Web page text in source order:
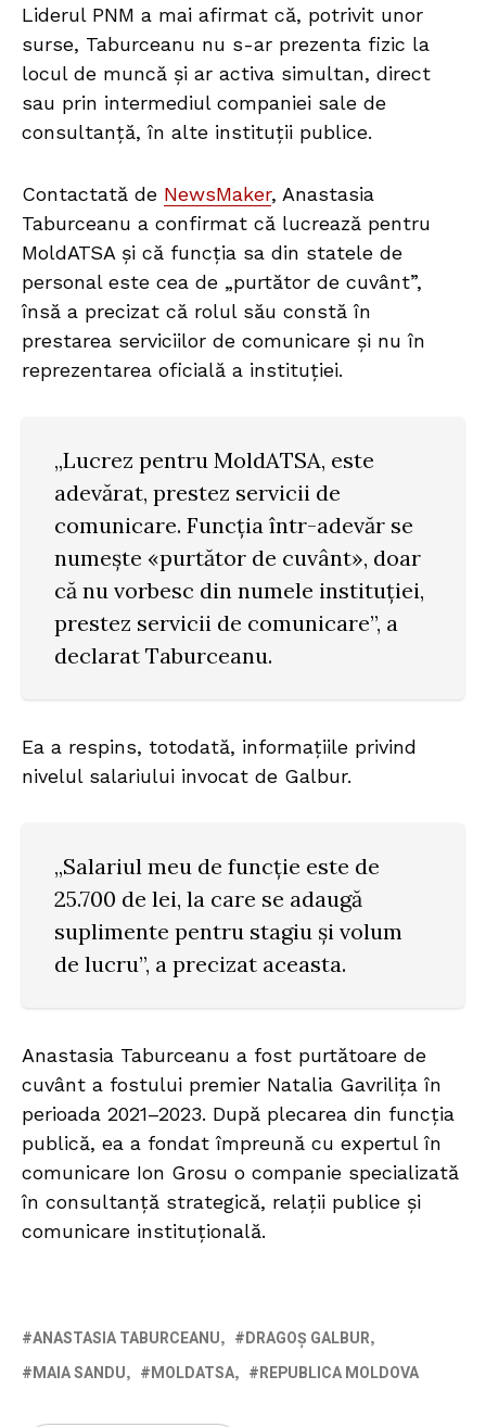
Liderul PNM a mai afirmat că, potrivit unor
surse, Taburceanu nu s-ar prezenta fizic la
locul de muncă și ar activa simultan, direct
sau prin intermediul companiei sale de
consultanță, în alte instituții publice.
Contactată de NewsMaker, Anastasia
Taburceanu a confirmat că lucrează pentru
MoldATSA și că funcția sa din statele de
personal este cea de „purtător de cuvânt”,
însă a precizat că rolul său constă în
prestarea serviciilor de comunicare și nu în
reprezentarea oficială a instituției.
„Lucrez pentru MoldATSA, este
adevărat, prestez servicii de
comunicare. Funcția într-adevăr se
numește «purtător de cuvânt», doar
că nu vorbesc din numele instituției,
prestez servicii de comunicare”, a
declarat Taburceanu.
Ea a respins, totodată, informațiile privind
nivelul salariului invocat de Galbur.
„Salariul meu de funcție este de
25.700 de lei, la care se adaugă
suplimente pentru stagiu și volum
de lucru”, a precizat aceasta.
Anastasia Taburceanu a fost purtătoare de
cuvânt a fostului premier Natalia Gavrilița în
perioada 2021–2023. După plecarea din funcția
publică, ea a fondat împreună cu expertul în
comunicare Ion Grosu o companie specializată
în consultanță strategică, relații publice și
comunicare instituțională.
ANASTASIA TABURCEANU
DRAGOȘ GALBUR
MAIA SANDU
MOLDATSA REPUBLICA MOLDOVA